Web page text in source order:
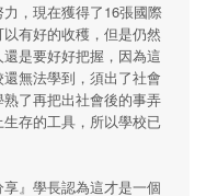
，現在獲得了16張國際
有好的收穫，但是仍然
是要好好把握，因為這
無法學到，須出了社會
了再把出社會後的事弄
存的工具，所以學校已
享』學長認為這才是一個